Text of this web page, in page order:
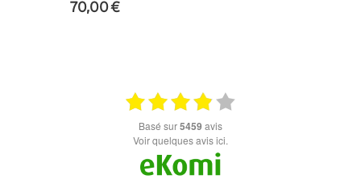
70,00 €
basé sur5459 avis
Voir quelques avis ici.